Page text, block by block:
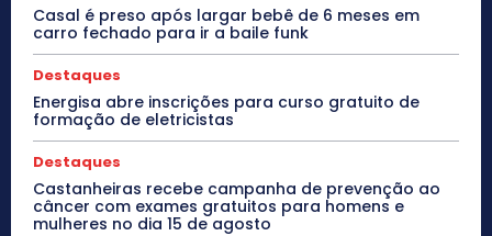
Casal é preso após largar bebê de 6 meses em
carro fechado para ir a baile funk
Destaques
Energisa abre inscrições para curso gratuito de
formação de eletricistas
Destaques
Castanheiras recebe campanha de prevenção ao
câncer com exames gratuitos para homens e
mulheres no dia 15 de agosto